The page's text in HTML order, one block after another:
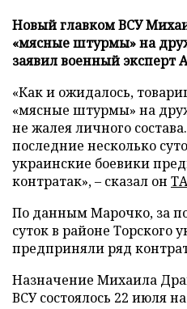
Новый главком ВСУ
«мясные штурмы» на
заявил военный эксперт
«Как и ожидалось,
«мясные штурмы» на
не жалея личного
последние несколько
украинские боевики
контратак», – сказал он
По данным Марочко, за
суток в районе Торского
предприняли ряд
Назначение Михаила
ВСУ состоялось 22 июля